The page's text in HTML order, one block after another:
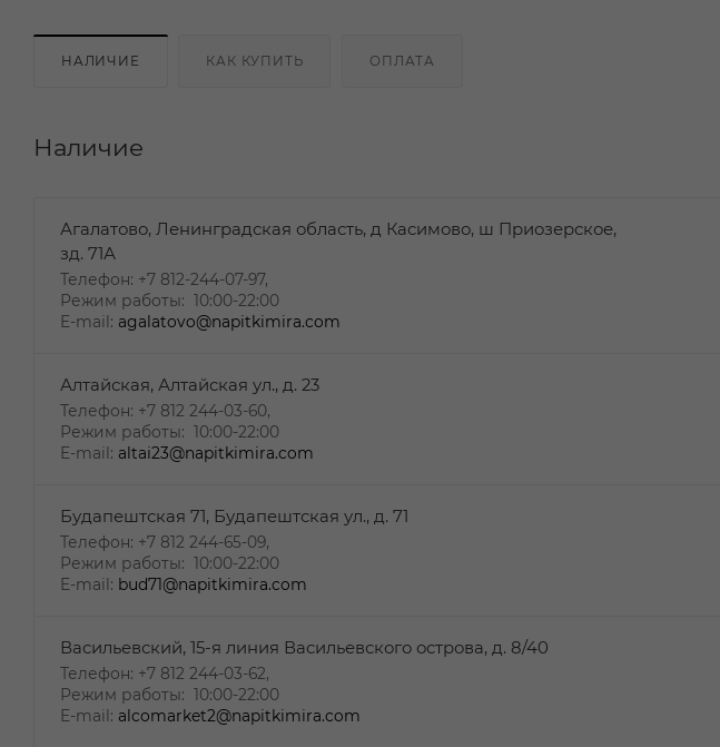
НАЛИЧИЕ КАК КУПИТЬ ОПЛАТА
Наличие
Агалатово, Ленинградская область, д Касимово, ш Приозерское,
зд. 71А
Телефон: +7 812-244-07-97,
Режим работы: 10:00-22:00
E-mail: agalatovo@napitkimira.com
Алтайская, Алтайская ул., д. 23
Телефон: +7 812 244-03-60,
Режим работы: 10:00-22:00
E-mail: altai23@napitkimira.com
Будапештская 71, Будапештская ул., д. 71
Телефон: +7 812 244-65-09,
Режим работы: 10:00-22:00
E-mail: bud71@napitkimira.com
Васильевский, 15-я линия Васильевского острова, д. 8/40
Телефон: +7 812 244-03-62,
Режим работы: 10:00-22:00
E-mail: alcomarket2@napitkimira.com